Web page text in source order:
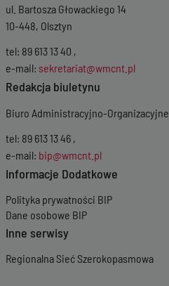
ul. Bartosza Głowackiego 14
10-448, Olsztyn
tel: 89 613 13 40 ,
e-mail: sekretariat@wmcnt.pl
Redakcja biuletynu
Biuro Administracyjno-Organizacyjne
tel: 89 613 13 46 ,
e-mail: bip@wmcnt.pl
Informacje Dodatkowe
Polityka prywatności BIP
Dane osobowe BIP
Inne serwisy
Regionalna Sieć Szerokopasmowa